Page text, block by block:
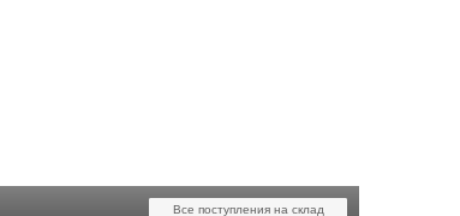
Все поступления на склад